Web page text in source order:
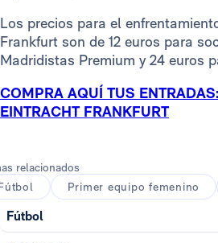
Los precios para el
Frankfurt son de 12 euros para
Madridistas Premium y 24 euros
COMPRA AQUÍ TUS
EINTRACHT FRANKFURT
relacionados
Primer equipo femenino
Fútbol